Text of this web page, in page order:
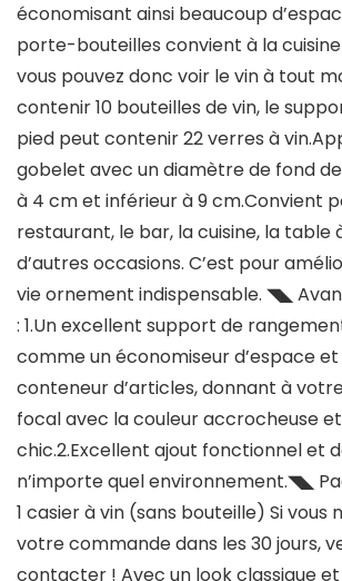
économisant ainsi beaucoup
porte-bouteilles convient à la
vous pouvez donc voir le vin à tout
contenir 10 bouteilles de vin, le
pied peut contenir 22 verres à
gobelet avec un diamètre de fond
à 4 cm et inférieur à 9 cm.Convient
restaurant, le bar, la cuisine, la table
d’autres occasions. C’est pour
vie ornement indispensable. ◥◣
: 1.Un excellent support de
comme un économiseur d’espace
conteneur d’articles, donnant à
focal avec la couleur accrocheuse
chic.2.Excellent ajout fonctionnel et
n’importe quel environnement.◥◣
1 casier à vin (sans bouteille) Si vous
votre commande dans les 30 jours,
contacter ! Avec un look classique